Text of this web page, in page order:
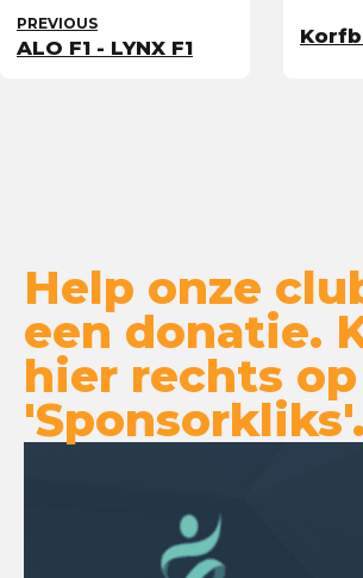
PREVIOUS
ALO F1 - LYNX F1
Help onze
een donatie.
hier rechts op
'Sponsorkliks'.